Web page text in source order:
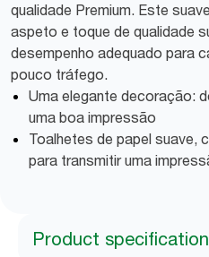
qualidade Premium. Este
aspeto e toque de qualidade
desempenho adequado para
pouco tráfego.
Uma elegante decoração:
uma boa impressão
Toalhetes de papel suave,
para transmitir uma
Product